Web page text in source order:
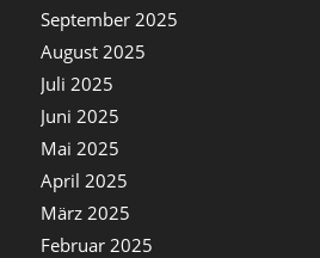
September 2025
August 2025
Juli 2025
Juni 2025
Mai 2025
April 2025
März 2025
Februar 2025